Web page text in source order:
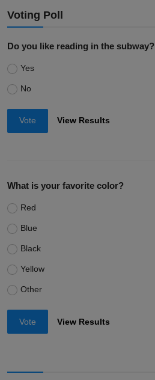
Voting Poll
Do you like reading in the subway?
Yes
No
Vote View Results
What is your favorite color?
Red
Blue
Black
Yellow
Other
Vote View Results